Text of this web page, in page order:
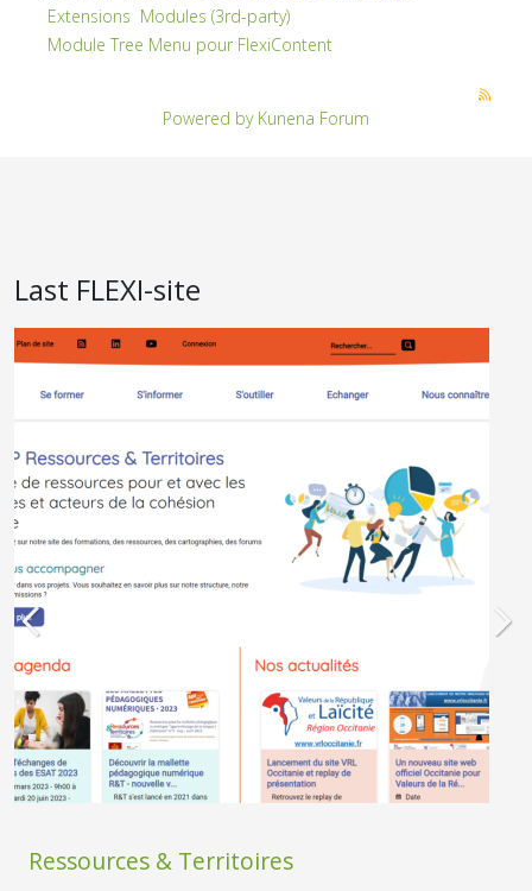
Extensions Modules (3rd-party)
Module Tree Menu pour FlexiContent
Powered by Kunena Forum
Last FLEXI-site
Ressources & Territoires